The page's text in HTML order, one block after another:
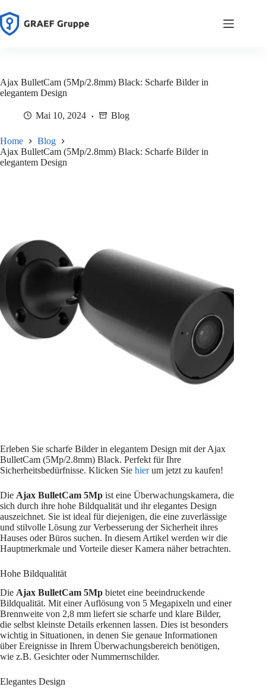
Inhalt
springen
Ajax BulletCam (5Mp/2.8mm) Black: Scharfe Bilder in
elegantem Design
Mai 10, 2024 Blog
Home
Blog
Ajax BulletCam (5Mp/2.8mm) Black: Scharfe Bilder in
elegantem Design
Erleben Sie scharfe Bilder in elegantem Design mit der Ajax
BulletCam (5Mp/2.8mm) Black. Perfekt für Ihre
Sicherheitsbedürfnisse. Klicken Sie hierum jetzt zu kaufen!
Die Ajax BulletCam 5Mp ist eine Überwachungskamera, die
sich durch ihre hohe Bildqualität und ihr elegantes Design
auszeichnet. Sie ist ideal für diejenigen, die eine zuverlässige
und stilvolle Lösung zur Verbesserung der Sicherheit ihres
Hauses oder Büros suchen. In diesem Artikel werden wir die
Hauptmerkmale und Vorteile dieser Kamera näher betrachten.
Hohe Bildqualität
Die Ajax BulletCam 5Mp bietet eine beeindruckende
Bildqualität. Mit einer Auflösung von 5 Megapixeln und einer
Brennweite von 2,8 mm liefert sie scharfe und klare Bilder,
die selbst kleinste Details erkennen lassen. Dies ist besonders
wichtig in Situationen, in denen Sie genaue Informationen
über Ereignisse in Ihrem Überwachungsbereich benötigen,
wie z.B. Gesichter oder Nummernschilder.
Elegantes Design